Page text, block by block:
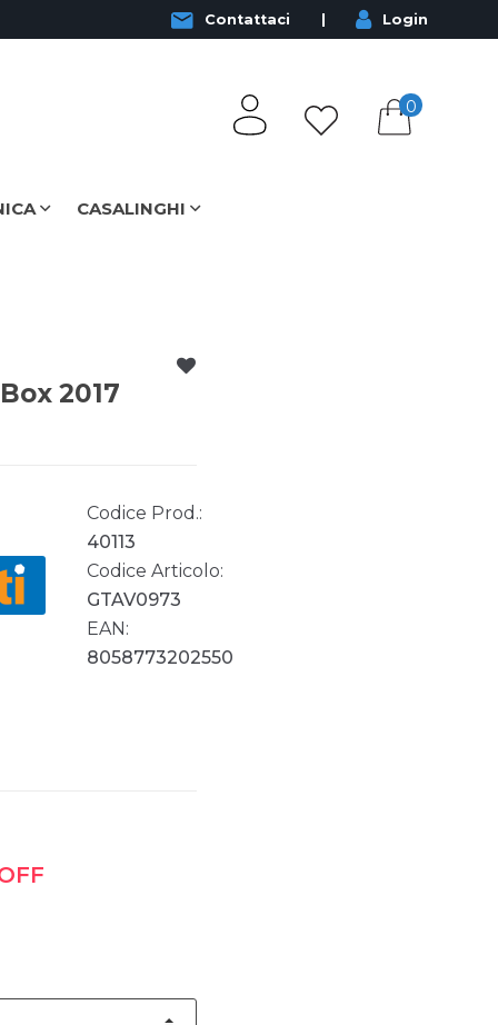
Contattaci Login
0
CASALINGHI
2017
Codice Prod.:
40113
Codice Articolo:
GTAV0973
EAN:
8058773202550